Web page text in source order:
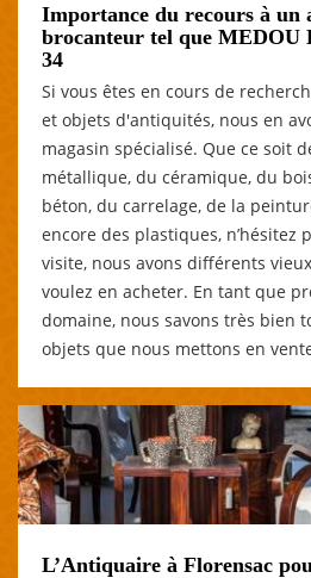
Importance du recours à un
brocanteur tel que MEDOU
34
Si vous êtes en cours de
et objets d'antiquités, nous en
magasin spécialisé. Que ce soit
métallique, du céramique, du
béton, du carrelage, de la
encore des plastiques, n’hésitez
visite, nous avons différents
voulez en acheter. En tant que
domaine, nous savons très bien
objets que nous mettons en
L’Antiquaire à Florensac